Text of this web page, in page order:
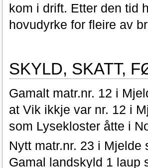
kom i drift. Etter den tid
hovudyrke for fleire av
SKYLD, SKATT,
Gamalt matr.nr. 12 i
at Vik ikkje var nr. 12 i
som Lysekloster åtte i
Nytt matr.nr. 23 i Mjelde
Gamal landskyld 1 laup